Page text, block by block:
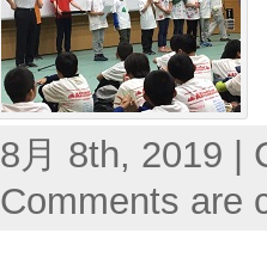
8月 8th, 2019 |
Comments are